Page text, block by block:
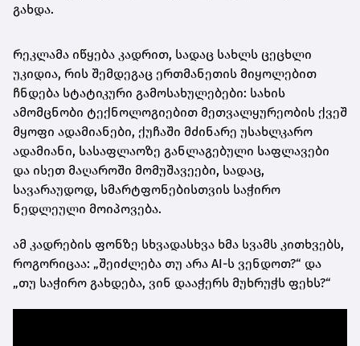
გახდა.
რეკლამა იწყება კადრით, სადაც სახლს ცეცხლი
უკიდია, რის შემდეგაც ერთმანეთის მიყოლებით
ჩნდება სტატიკური გამოსახულებები: სახის
ამომცნობი ტექნოლოგიებით მეთვალყურეობის ქვეშ
მყოფი ადამიანები, ქუჩაში მძინარე უსახლკარო
ადამიანი, სასაფლაოზე განლაგებული საფლავები
და ისეთ მაღაროში მომუშავეები, სადაც,
სავარაუდოდ, სმარტფონებისთვის საჭირო
ნედლეული მოიპოვება.
ამ კადრების ფონზე სხვადასხვა ხმა სვამს კითხვებს,
როგორიცაა: „შეიძლება თუ არა AI-ს ვენდოთ?“ და
„თუ საჭირო გახდება, ვინ დააჭერს მუხრუჭს ფეხს?“